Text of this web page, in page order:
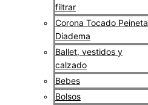
filtrar
Corona Tocado Peineta
Diadema
Ballet, vestidos y
calzado
Bebes
Bolsos